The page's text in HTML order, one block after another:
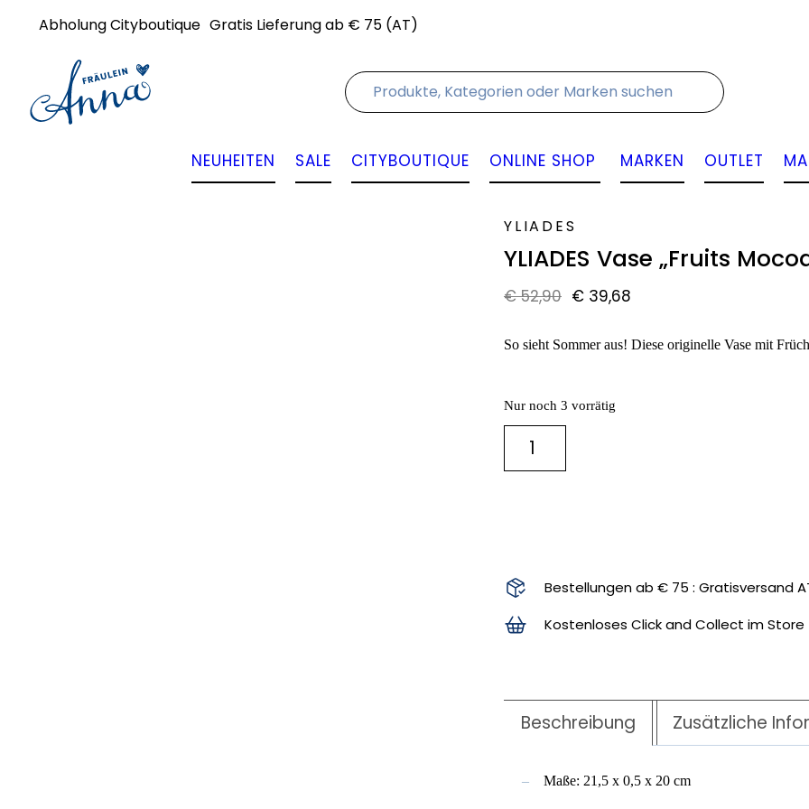
Abholung Cityboutique Gratis Lieferung ab € 75 (AT)
NEUHEITEN SALE CITYBOUTIQUE ONLINE SHOP MARKEN OUTLET
YLIADES
YLIADES Vase „Fruits
€52,90 € 39,68
So sieht Sommer aus! Diese originelle Vase mit
Nur noch 3 vorrätig
Bestellungen ab € 75 : Gratisversand
Kostenloses Click and Collect im Store
Beschreibung Zusätzliche
Maße: 21,5 x 0,5 x 20 cm